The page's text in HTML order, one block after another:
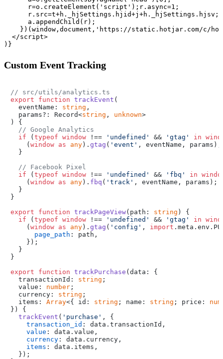
      r=o.createElement('script');r.async=1;
      r.src=t+h._hjSettings.hjid+j+h._hjSettings.hjsv;
      a.appendChild(r);
})(window,document,'https://static.hotjar.com/c/
  </script>
Custom Event Tracking
// src/utils/analytics.ts
export
function trackEvent (
  eventName:
string ,
  params?: Record<
string , unknown
) {
// Google Analytics
if ( typeof window !== 'undefined' && 'gtag' in
    (
window as any ). gtag ( 'event' , eventName, params);
  }
// Facebook Pixel
if ( typeof window !== 'undefined' && 'fbq' in
    (
window as any ). fbq ( 'track' , eventName, params);
  }
}
export
function trackPageView( path: string ) {
if ( typeof window !== 'undefined' && 'gtag' in
    (
window as any ). gtag ( 'config' , import . meta . env .
page_path : path,
    });
  }
}
export
function trackPurchase ( data: {
  transactionId:
string ;
  value:
number ;
  currency:
string ;
  items:
Array<{ id: string ; name: string ; price:
} ) {
trackEvent ( 'purchase' , {
transaction_id : data. transactionId ,
value : data. value ,
currency : data. currency ,
items : data. items ,
  });